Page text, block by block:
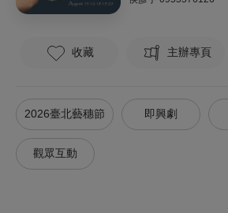
收藏 主辦專頁
2026臺北藝穗節 即興劇
觀眾互動